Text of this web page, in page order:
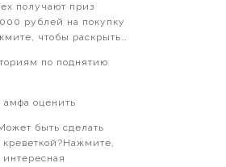
получают приз
рублей на покупку
чтобы раскрыть…
по поднятию
оценить
быть сделать
креветкой?Нажмите,